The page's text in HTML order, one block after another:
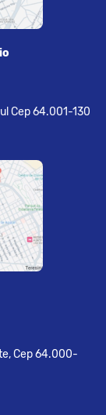
Cep 64.001-130
Cep 64.000-